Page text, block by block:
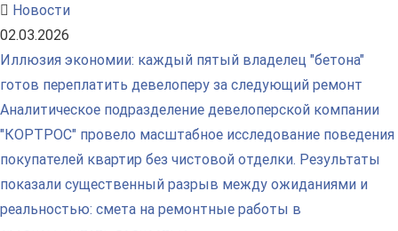
Новости
02.03.2026
Иллюзия экономии: каждый пятый владелец "бетона"
готов переплатить девелоперу за следующий ремонт
Аналитическое подразделение девелоперской компании
"КОРТРОС" провело масштабное исследование поведения
покупателей квартир без чистовой отделки. Результаты
показали существенный разрыв между ожиданиями и
реальностью: смета на ремонтные работы в